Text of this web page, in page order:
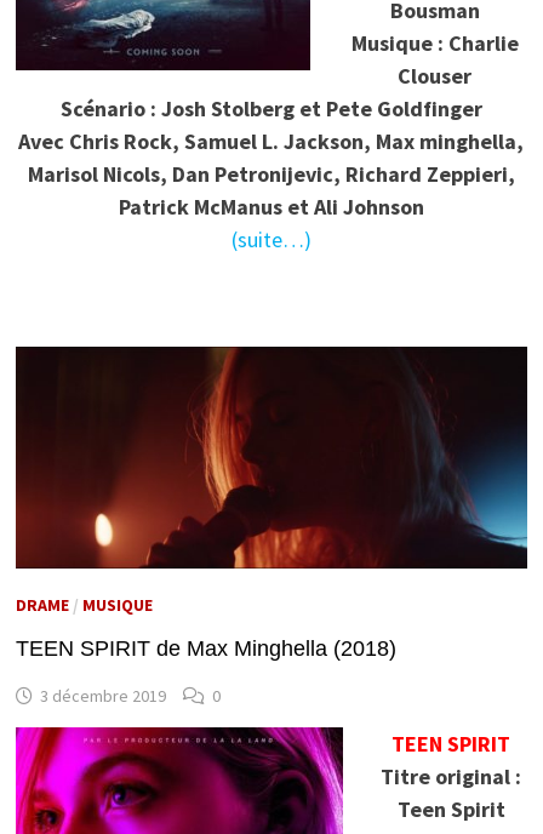
Bousman
Musique : Charlie
Clouser
Scénario : Josh Stolberg et Pete Goldfinger
Avec Chris Rock, Samuel L. Jackson, Max minghella,
Marisol Nicols, Dan Petronijevic, Richard Zeppieri,
Patrick McManus et Ali Johnson
(suite…)
DRAME/ MUSIQUE
TEEN SPIRIT de Max Minghella (2018)
3 décembre 2019 0
TEEN SPIRIT
Titre original :
Teen Spirit